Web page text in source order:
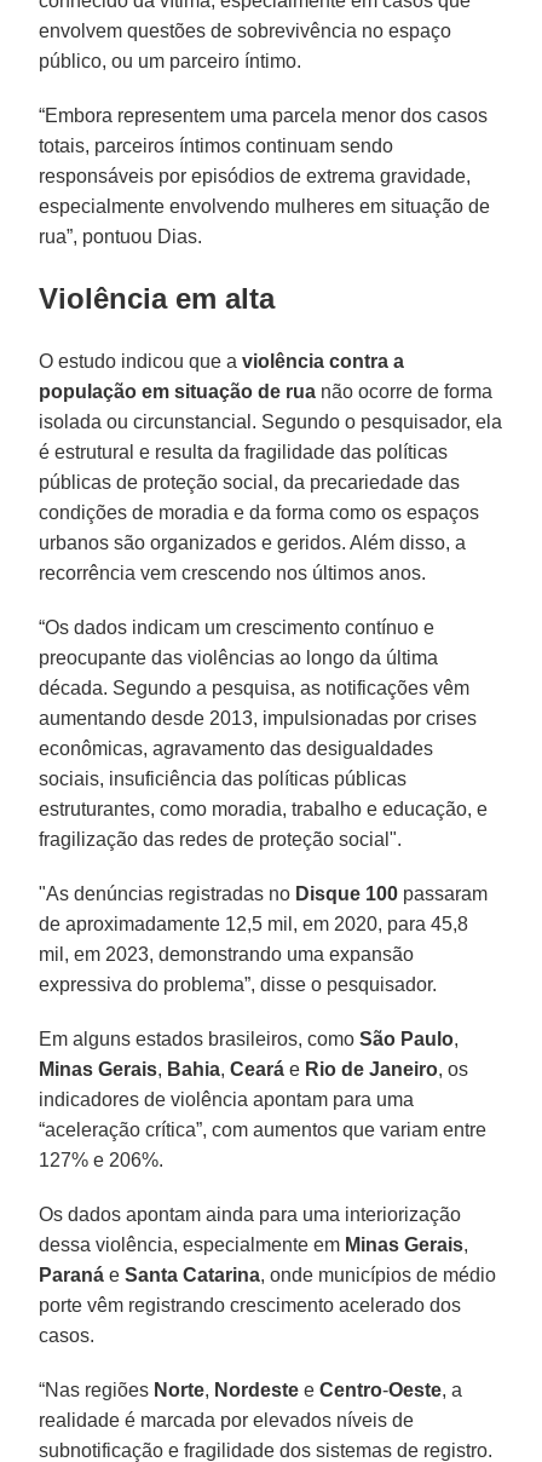
envolvem questões de sobrevivência no espaço
público, ou um parceiro íntimo.
“Embora representem uma parcela menor dos casos
totais, parceiros íntimos continuam sendo
responsáveis por episódios de extrema gravidade,
especialmente envolvendo mulheres em situação de
rua”, pontuou Dias.
Violência em alta
O estudo indicou que aviolência contra a
população em situação de rua não ocorre de forma
isolada ou circunstancial. Segundo o pesquisador, ela
é estrutural e resulta da fragilidade das políticas
públicas de proteção social, da precariedade das
condições de moradia e da forma como os espaços
urbanos são organizados e geridos. Além disso, a
recorrência vem crescendo nos últimos anos.
“Os dados indicam um crescimento contínuo e
preocupante das violências ao longo da última
década. Segundo a pesquisa, as notificações vêm
aumentando desde 2013, impulsionadas por crises
econômicas, agravamento das desigualdades
sociais, insuficiência das políticas públicas
estruturantes, como moradia, trabalho e educação, e
fragilização das redes de proteção social".
"As denúncias registradas no Disque 100 passaram
de aproximadamente 12,5 mil, em 2020, para 45,8
mil, em 2023, demonstrando uma expansão
expressiva do problema”, disse o pesquisador.
Em alguns estados brasileiros, comoSão Paulo,
Minas Gerais, Bahia,Ceará e Rio de Janeiro, os
indicadores de violência apontam para uma
“aceleração crítica”, com aumentos que variam entre
127% e 206%.
Os dados apontam ainda para uma interiorização
dessa violência, especialmente em Minas Gerais,
Paraná eSanta Catarina, onde municípios de médio
porte vêm registrando crescimento acelerado dos
casos.
“Nas regiões Norte, Nordeste eCentro-Oeste, a
realidade é marcada por elevados níveis de
subnotificação e fragilidade dos sistemas de registro.